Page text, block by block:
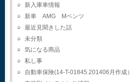
新入庫車情報
新車 AMG Mベンツ
最近見聞きした話
未分類
気になる商品
私し事
自動車保険(14-T-01845.201406月作成）